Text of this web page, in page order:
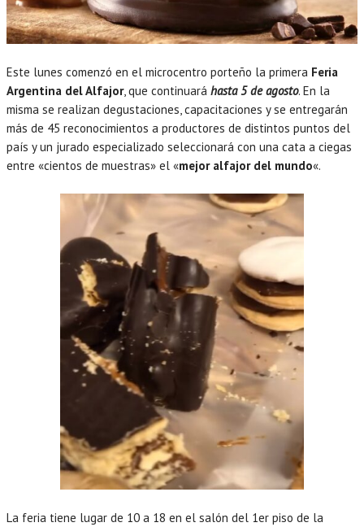
Este lunes comenzó en el microcentro porteño la primera Feria
Argentina del Alfajor, que continuará hasta 5 de agosto. En la
misma se realizan degustaciones, capacitaciones y se entregarán
más de 45 reconocimientos a productores de distintos puntos del
país y un jurado especializado seleccionará con una cata a ciegas
entre «cientos de muestras» el «mejor alfajor del mundo«.
La feria tiene lugar de 10 a 18 en el salón del 1er piso de la